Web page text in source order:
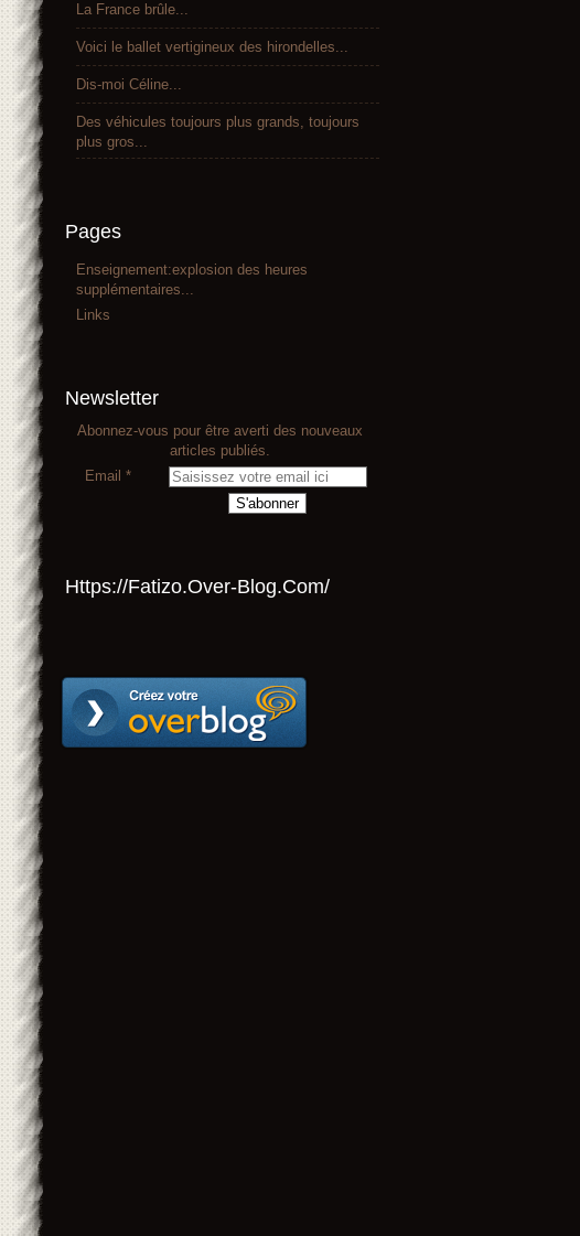
La France brûle...
Voici le ballet vertigineux des hirondelles...
Dis-moi Céline...
Des véhicules toujours plus grands, toujours
plus gros...
Pages
Enseignement:explosion des heures
supplémentaires...
Links
Newsletter
Abonnez-vous pour être averti des nouveaux
articles publiés.
Email
Https://Fatizo.over-Blog.com/